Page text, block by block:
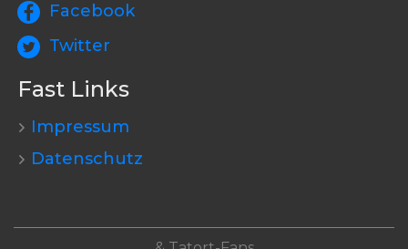
Facebook
Twitter
Fast Links
Impressum
Datenschutz